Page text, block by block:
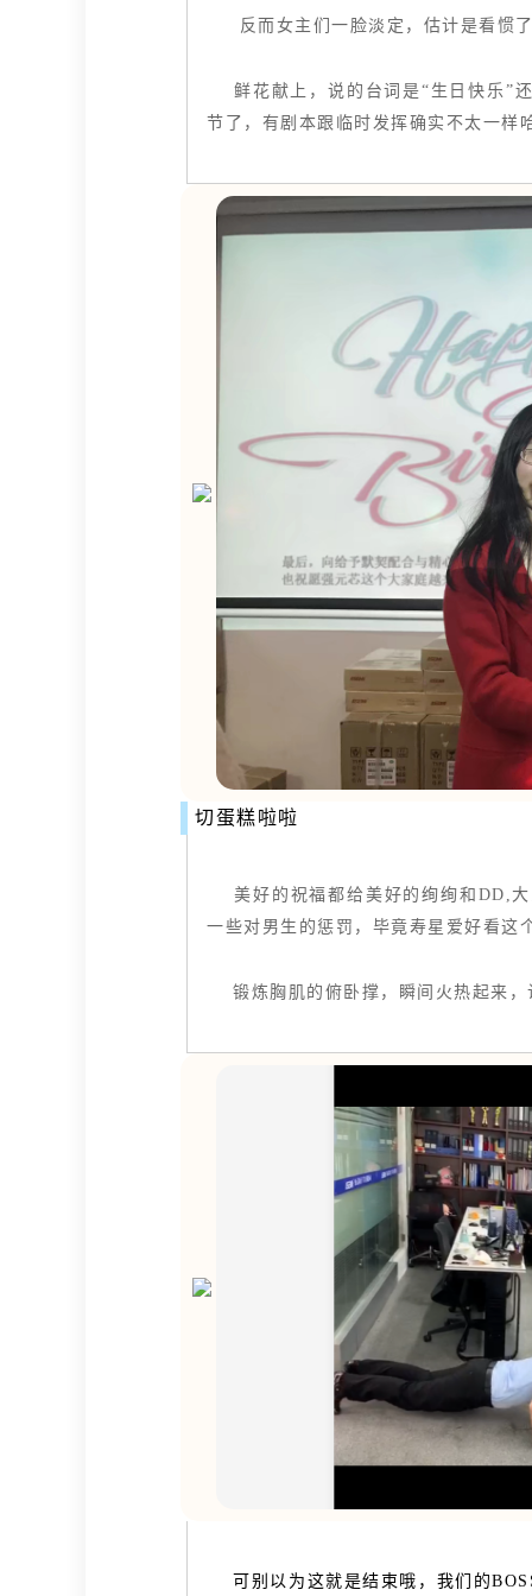
反而女主们一脸淡定，估计是看惯了
鲜花献上，说的台词是“生日快乐”
节了，有剧本跟临时发挥确实不太一样
切蛋糕啦啦
美好的祝福都给美好的绚绚和DD,大
一些对男生的惩罚，毕竟寿星爱好看这
锻炼胸肌的俯卧撑，瞬间火热起来，
可别以为这就是结束哦，我们的